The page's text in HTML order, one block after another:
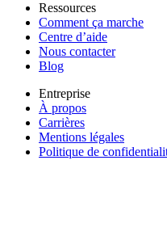
Ressources
Comment ça marche
Centre d’aide
Nous contacter
Blog
Entreprise
À propos
Carrières
Mentions légales
Politique de